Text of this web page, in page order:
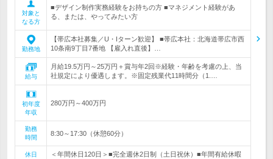
対象と
なる方
■デザイン制作実務経験をお持ちの方 ■マネジメント経験があ
る、または、やってみたい方
勤務地
【帯広本社募集／U・Iターン歓迎】 ■帯広本社：北海道帯広市西
10条南9丁目7番地 【雇入れ直後】…
給与
月給19.5万円～25万円＋賞与年2回※経験・年齢を考慮の上、当
社規定により優遇します。※固定残業代11時間分（1.…
初年度
年収
280万円～400万円
勤務
時間
8:30～17:30（休憩60分）
休日
＜年間休日120日＞■完全週休2日制（土日祝休）■年間有給休暇